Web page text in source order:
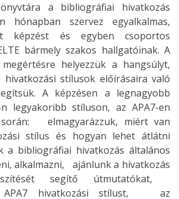
a bibliográfiai hivatkozás
hónapban szervez egyalkalmas,
képzést és egyben csoportos
bármely szakos hallgatóinak. A
helyezzük a hangsúlyt,
stílusok előírásaira való
A képzésen a legnagyobb
legyakoribb stíluson, az APA7-en
elmagyarázzuk, miért van
stílus és hogyan lehet átlátni
bibliográfiai hivatkozás általános
alkalmazni, ajánlunk a hivatkozás
segítő útmutatókat,
APA7 hivatkozási stílust, az